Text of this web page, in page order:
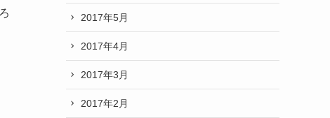
2017年5月
2017年4月
2017年3月
2017年2月